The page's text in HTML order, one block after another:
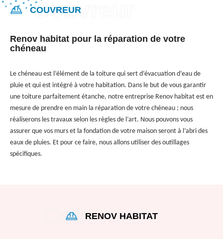
COUVREUR
Renov habitat pour la réparation de votre
chéneau
Le chéneau est l’élément de la toiture qui sert d’évacuation d’eau de
pluie et qui est intégré à votre habitation. Dans le but de vous garantir
une toiture parfaitement étanche, notre entreprise Renov habitat est en
mesure de prendre en main la réparation de votre chéneau ; nous
réaliserons les travaux selon les règles de l’art. Nous pouvons vous
assurer que vos murs et la fondation de votre maison seront à l’abri des
eaux de pluies. Et pour ce faire, nous allons utiliser des outillages
spécifiques.
RENOV HABITAT